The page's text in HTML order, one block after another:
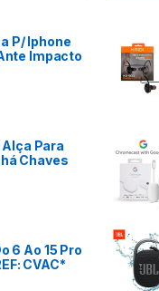
P/ Iphone
Impacto
Para
Chaves
6 Ao 15 Pro
CVAC*